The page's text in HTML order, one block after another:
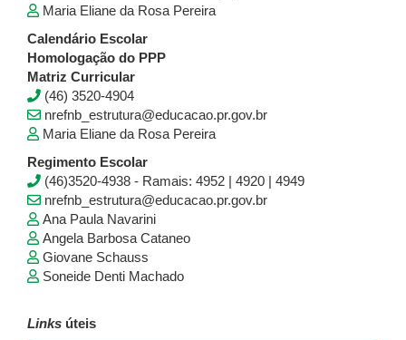
Maria Eliane da Rosa Pereira
Calendário Escolar
Homologação do PPP
Matriz Curricular
(46) 3520-4904
nrefnb_estrutura@educacao.pr.gov.br
Maria Eliane da Rosa Pereira
Regimento Escolar
(46)3520-4938 - Ramais: 4952 | 4920 | 4949
nrefnb_estrutura@educacao.pr.gov.br
Ana Paula Navarini
Angela Barbosa Cataneo
Giovane Schauss
Soneide Denti Machado
Links úteis